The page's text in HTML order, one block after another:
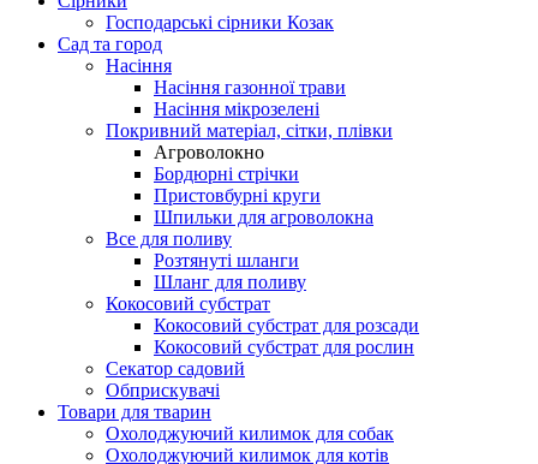
Господарські сірники Козак
Сад та город
Насіння
Насіння газонної трави
Насіння мікрозелені
Покривний матеріал, сітки, плівки
Агроволокно
Бордюрні стрічки
Пристовбурні круги
Шпильки для агроволокна
Все для поливу
Розтянуті шланги
Шланг для поливу
Кокосовий субстрат
Кокосовий субстрат для розсади
Кокосовий субстрат для рослин
Секатор садовий
Обприскувачі
Товари для тварин
Охолоджуючий килимок для собак
Охолоджуючий килимок для котів